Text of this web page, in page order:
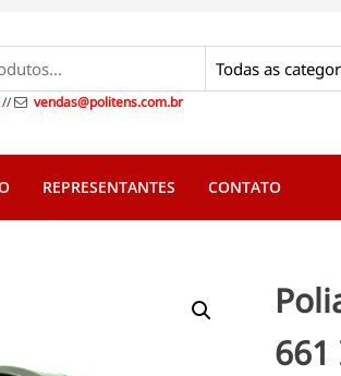
// vendas@politens.com.br
REPRESENTANTES CONTATO